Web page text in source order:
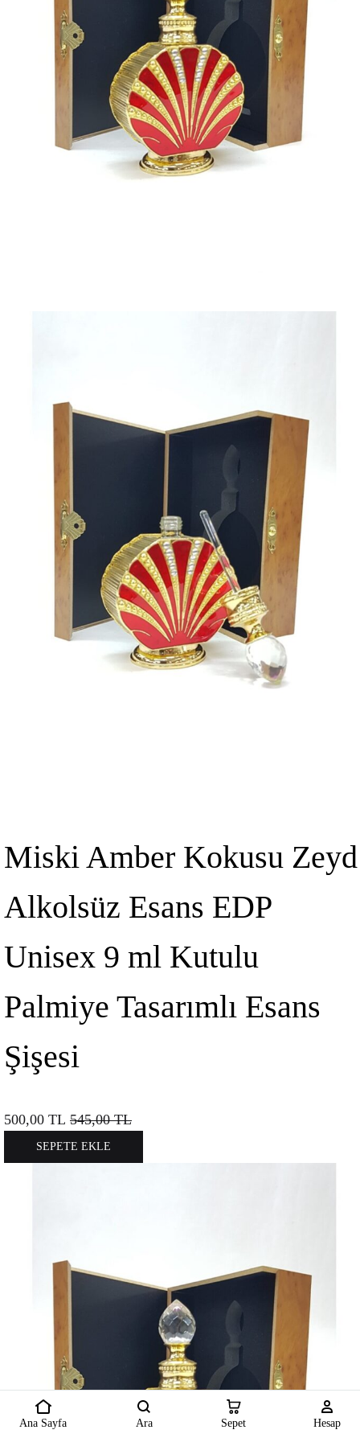
Miski Amber Kokusu Zeyd
Alkolsüz Esans EDP
Unisex 9 ml Kutulu
Palmiye Tasarımlı Esans
Şişesi
500,00 TL 545,00TL
SEPETE EKLE
Ana Sayfa Ara Sepet Hesap